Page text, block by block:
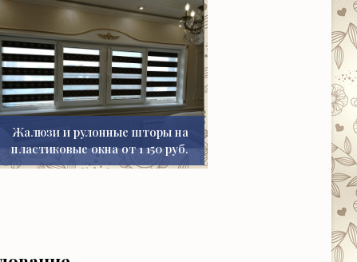
Жалюзи и рулонные шторы на
пластиковые окна от 1 150 руб.